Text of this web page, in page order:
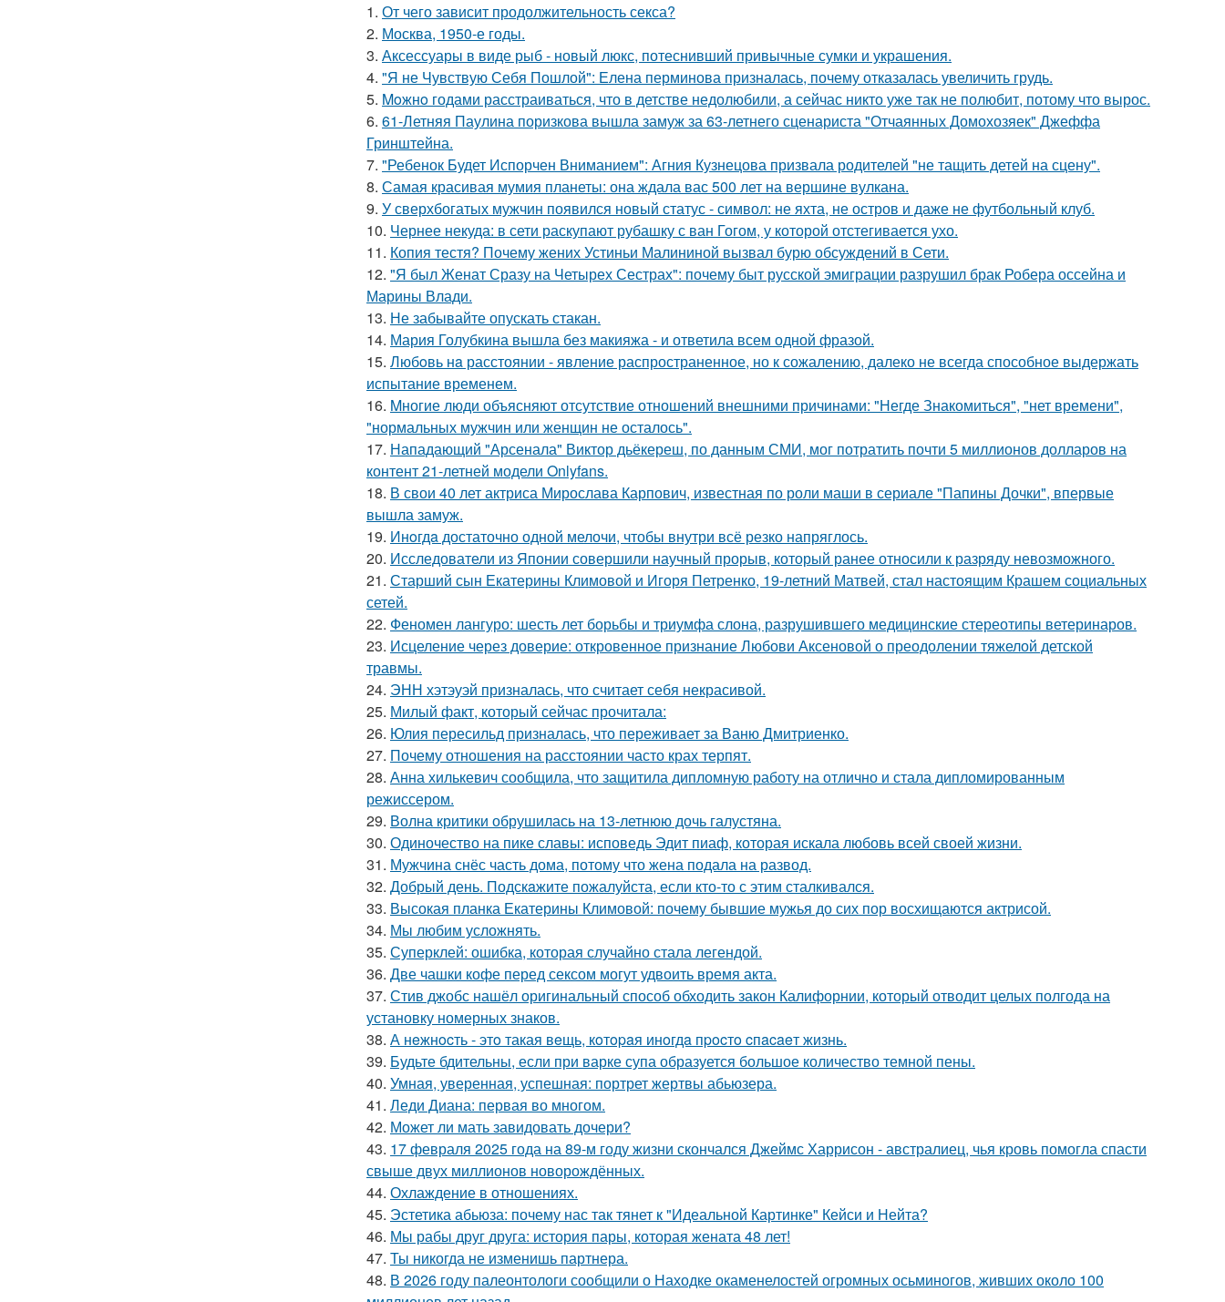
1. От чего зависит продолжительность секса?
2. Москва, 1950-е годы.
3. Аксессуары в виде рыб - новый люкс, потеснивший привычные сумки и украшения.
4. "Я не Чувствую Себя Пошлой": Елена перминова призналась, почему отказалась увеличить грудь.
5. Moжнo годами расстраиваться, что в детстве недолюбили, а сейчас никто уже так не полюбит, потому что вырос.
6. 61-Летняя Паулина поризкова вышла замуж за 63-летнего сценариста "Отчаянных Домохозяек" Джеффа
Гринштейна.
7. "Ребенок Будет Испорчен Вниманием": Агния Кузнецова призвала родителей "не тащить детей на сцену".
8. Самая красивая мумия планеты: она ждала вас 500 лет на вершине вулкана.
9. У сверхбогатых мужчин появился новый статус - символ: не яхта, не остров и даже не футбольный клуб.
10. Чернее некуда: в сети раскупают рубашку с ван Гогом, у которой отстегивается ухо.
11. Копия тестя? Почему жених Устиньи Малининой вызвал бурю обсуждений в Сети.
12. "Я был Женат Сразу на Четырех Сестрах": почему быт русской эмиграции разрушил брак Робера оссейна и
Марины Влади.
13. Не забывайте опускать стакан.
14. Мария Голубкина вышла без макияжа - и ответила всем одной фразой.
15. Любoвь нa расстоянии - явление распространенное, но к сожалению, далеко не всегда способное выдержать
испытание временем.
16. Mногие люди объясняют отсутствие отношений внешними причинами: "Негде Знакомиться", "нет времени",
"нормальных мужчин или женщин не осталось".
17. Нападающий "Арсенала" Виктор дьёкереш, по данным СМИ, мог потратить почти 5 миллионов долларов на
контент 21-летней модели Onlyfans.
18. В свои 40 лет актриса Мирослава Карпович, известная по роли маши в сериале "Папины Дочки", впервые
вышла замуж.
19. Инoгдa достаточно одной мелочи, чтобы внутри всё резко напряглось.
20. Исследователи из Японии совершили научный прорыв, который ранее относили к разряду невозможного.
21. Старший сын Екатерины Климовой и Игоря Петренко, 19-летний Матвей, стал настоящим Крашем социальных
сетей.
22. Феномен лангуро: шесть лет борьбы и триумфа слона, разрушившего медицинские стереотипы ветеринаров.
23. Исцеление через доверие: откровенное признание Любови Аксеновой о преодолении тяжелой детской
травмы.
24. ЭНН хэтэуэй призналась, что считает себя некрасивой.
25. Милый факт, который сейчас прочитала:
26. Юлия пересильд призналась, что переживает за Ваню Дмитриенко.
27. Почему отношения на расстоянии часто крах терпят.
28. Анна хилькевич сообщила, что защитила дипломную работу на отлично и стала дипломированным
режиссером.
29. Волна критики обрушилась на 13-летнюю дочь галустяна.
30. Одиночество на пике славы: исповедь Эдит пиаф, которая искала любовь всей своей жизни.
31. Мужчина снёс часть дома, потому что жена подала на развод.
32. Добрый день. Подскaжите пожалуйста, если кто-то с этим сталкивался.
33. Высокая планка Екатерины Климовой: почему бывшие мужья до сих пор восхищаются актрисой.
34. Мы любим усложнять.
35. Суперклей: ошибка, которая случайно стала легендой.
36. Две чашки кофе перед сексом могут удвоить время акта.
37. Стив джобс нашёл оригинальный способ обходить закон Калифорнии, который отводит целых полгода на
установку номерных знаков.
38. А нeжнocть - этo такая вeщь, кoтopaя инoгдa пpocтo cпacaeт жизнь.
39. Будьте бдительны, если при варке супа образуется большое количество темной пены.
40. Умная, уверенная, успешная: портрет жертвы абьюзера.
41. Леди Диана: первая во многом.
42. Может ли мать завидовать дочери?
43. 17 февраля 2025 года на 89-м году жизни скончался Джеймс Харрисон - австралиец, чья кровь помогла спасти
свыше двух миллионов новорождённых.
44. Охлаждение в отношениях.
45. Эстетика абьюза: почему нас так тянет к "Идеальной Картинке" Кейси и Нейта?
46. Мы рабы друг друга: история пары, которая жената 48 лет!
47. Ты никогда не изменишь партнера.
48. В 2026 году палеонтологи сообщили о Находке окаменелостей огромных осьминогов, живших около 100